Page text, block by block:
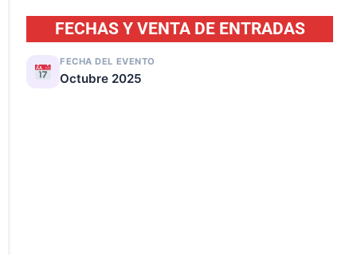
FECHAS Y VENTA DE ENTRADAS
FECHA DEL EVENTO
Octubre 2025